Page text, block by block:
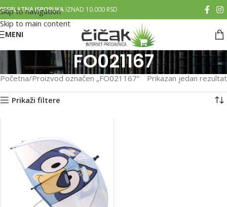
Skip to navigation
Skip to main content
BESPLATNA ISPORUKA IZNAD 10.000 RSD
MENI
FO021167
Početna Proizvod označen „FO021167“ Prikazan jedan rezultat
Prikaži filtere